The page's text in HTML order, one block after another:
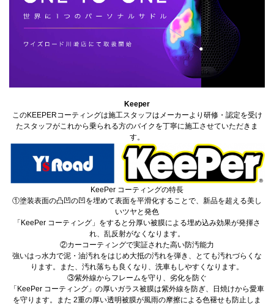
Keeper
このKEEPERコーティングは施工スタッフはメーカーより研修・認定を受け
たスタッフがこれから乗られる方のバイクを丁寧に施工させていただきま
す。
KeePer コーティングの特長
①塗装表面の凸凹の凹を埋めて表面を平滑化することで、新品を超える美し
いツヤと発色
「KeePer コーティング」をすると分厚い被膜による埋め込み効果が発揮さ
れ、乱反射がなくなります。
②カーコーティングで実証された高い防汚能力
強いはっ水力で泥・油汚れをはじめ大抵の汚れを弾き、とても汚れづらくな
ります。また、汚れ落ちも良くなり、洗車もしやすくなります。
③紫外線からフレームを守り、劣化を防ぐ
「KeePer コーティング」の厚いガラス被膜は紫外線を防ぎ、日焼けから愛車
を守ります。また 2重の厚い透明被膜が風雨の摩擦による色褪せも防止しま